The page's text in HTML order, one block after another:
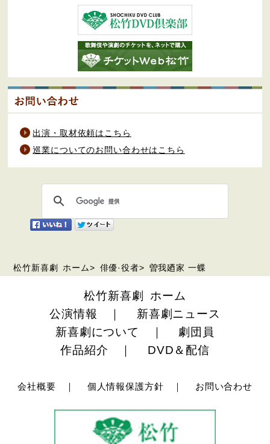
出演・取材依頼はこちら
巡業についてのお問い合わせはこちら
松竹新喜劇 ホーム> 俳優·役者> 曽我廼家 一蝶
松竹新喜劇 ホーム
公演情報
新喜劇ニュース
新喜劇について
劇団員
作品紹介
DVD＆配信
会社概要 ｜ 個人情報保護方針 ｜ お問い合わせ